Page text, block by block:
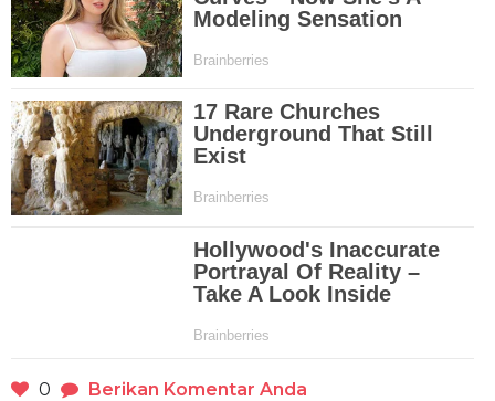
0 Berikan Komentar Anda